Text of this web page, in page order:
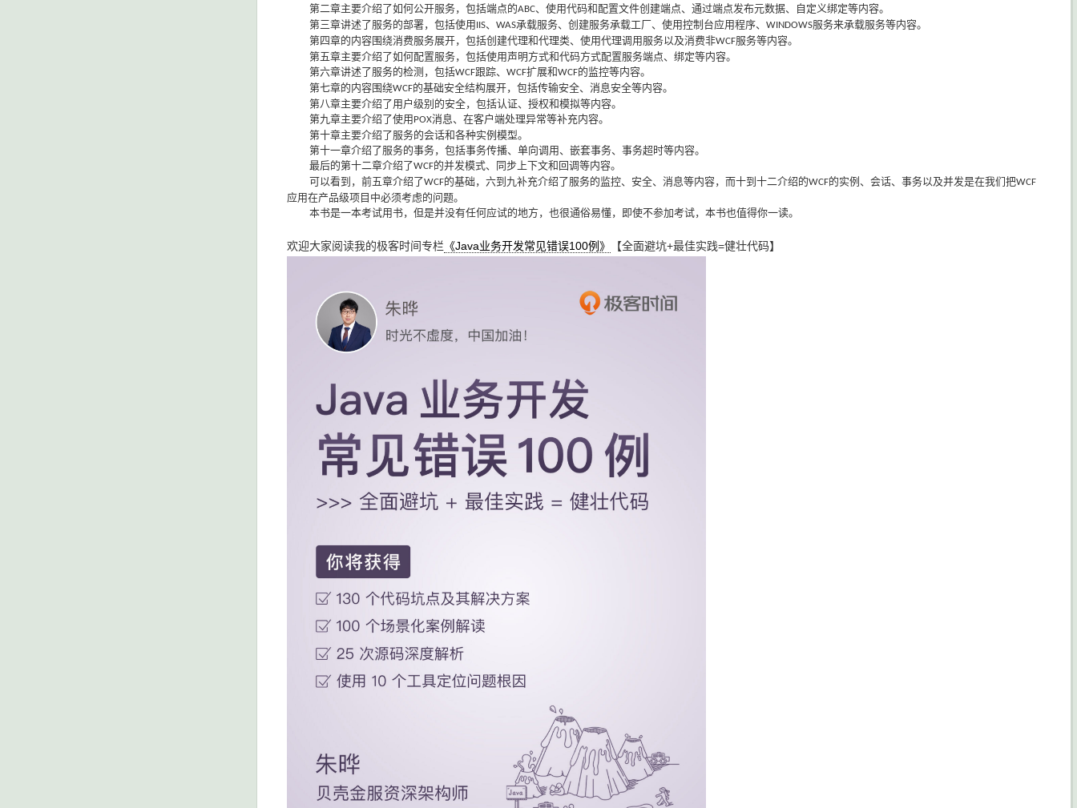
第二章主要介绍了如何公开服务，包括端点的ABC、使用代码和配置文件创建端点、通过端点发布元数据、自定义绑定等内容。
第三章讲述了服务的部署，包括使用 IIS、 WAS承载服务、创建服务承载工厂、使用控制台应用程序、 WINDOWS服务来承载服务等内容。
第四章的内容围绕消费服务展开，包括创建代理和代理类、使用代理调用服务以及消费非WCF服务等内容。
第五章主要介绍了如何配置服务，包括使用声明方式和代码方式配置服务端点、绑定等内容。
第六章讲述了服务的检测，包括WCF跟踪、 WCF扩展和WCF的监控等内容。
第七章的内容围绕WCF的基础安全结构展开，包括传输安全、消息安全等内容。
第八章主要介绍了用户级别的安全，包括认证、授权和模拟等内容。
第九章主要介绍了使用 POX消息、在客户端处理异常等补充内容。
第十章主要介绍了服务的会话和各种实例模型。
第十一章介绍了服务的事务，包括事务传播、单向调用、嵌套事务、事务超时等内容。
最后的第十二章介绍了WCF的并发模式、同步上下文和回调等内容。
可以看到，前五章介绍了WCF的基础，六到九补充介绍了服务的监控、安全、消息等内容，而十到十二介绍的WCF的实例、会话、事务以及并发是在我们把WCF
应用在产品级项目中必须考虑的问题。
本书是一本考试用书，但是并没有任何应试的地方，也很通俗易懂，即使不参加考试，本书也值得你一读。
欢迎大家阅读我的极客时间专栏 《Java业务开发常见错误100例》 【全面避坑+最佳实践=健壮代码】